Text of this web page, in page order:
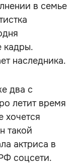
в семье
кадры.
наследника.
два с
летит время
хочется
такой
актриса в
соцсети.